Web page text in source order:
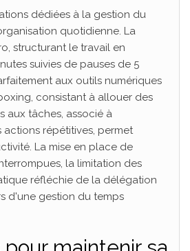
dédiées à la gestion du
quotidienne. La
structurant le travail en
suivies de pauses de 5
aux outils numériques
consistant à allouer des
aux tâches, associé à
répétitives, permet
La mise en place de
la limitation des
réfléchie de la délégation
d'une gestion du temps